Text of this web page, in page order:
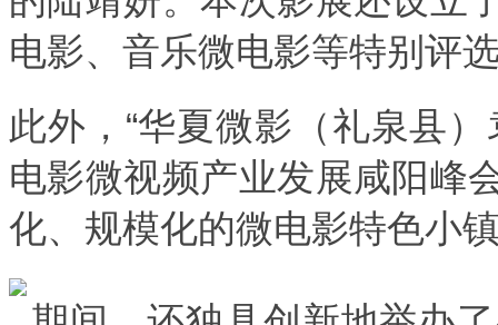
电影、音乐微电影等特别评
此外，“华夏微影（礼泉县
电影微视频产业发展咸阳峰
化、规模化的微电影特色小